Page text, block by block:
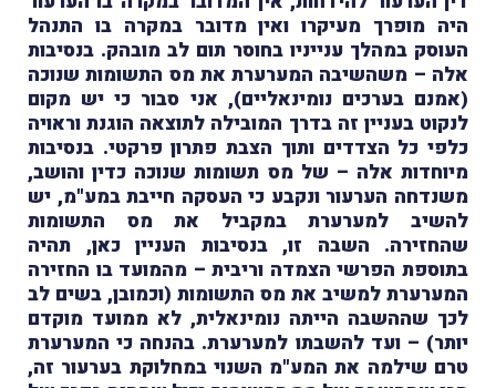
היה מופרך מעיקרו ואין מדובר במקרה בו התנהל
העוסק במהלך ענייניו בחוסר תום לב מובהק. בנסיבות
אלה – משהשיבה המערערת את מס התשומות שנוכה
(אמנם בערכים נומינאליים), אני סבור כי יש מקום
לנקוט בעניין זה בדרך המובילה לתוצאה הוגנת וראויה
כלפי כל הצדדים ותוך הצבת פתרון פרקטי. בנסיבות
מיוחדות אלה – של מס תשומות שנוכה כדין והושב,
משנדחה הערעור ונקבע כי העסקה חייבת במע"מ, יש
להשיב למערערת במקביל את מס התשומות
שהחזירה. השבה זו, בנסיבות העניין כאן, תהיה
בתוספת הפרשי הצמדה וריבית – מהמועד בו החזירה
המערערת למשיב את מס התשומות (וכמובן, בשים לב
לכך שההשבה הייתה נומינאלית, לא ממועד מוקדם
יותר) – ועד להשבתו למערערת. בהנחה כי המערערת
טרם שילמה את המע"מ השנוי במחלוקת בערעור זה,